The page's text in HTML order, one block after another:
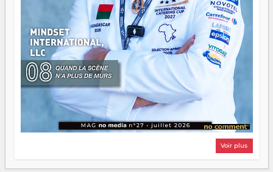
Voir plus